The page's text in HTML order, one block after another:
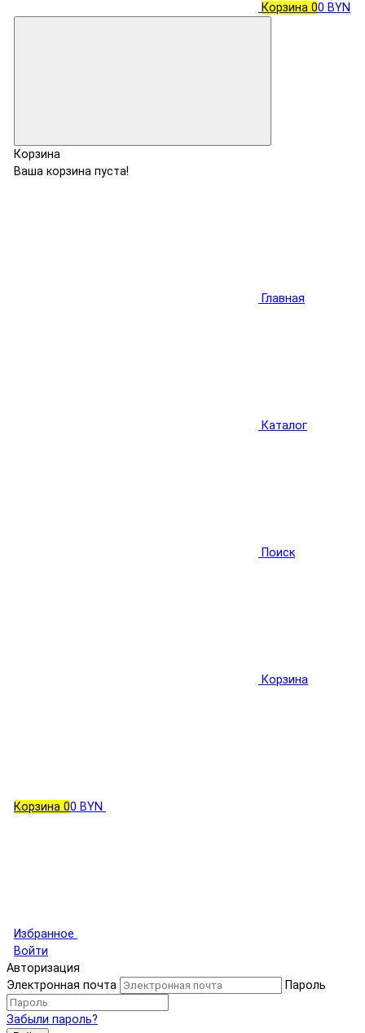
Корзина 00 BYN
Корзина
Ваша корзина пуста!
Главная
Каталог
Поиск
Корзина
Корзина 00 BYN
Избранное
Войти
Авторизация
Электронная почта
Пароль
Забыли пароль?